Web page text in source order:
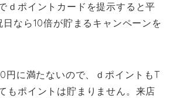
ｄポイントカードを提示すると平
なら10倍が貯まるキャンペーンを
円に満たないので、ｄポイントもT
もポイントは貯まりません。来店